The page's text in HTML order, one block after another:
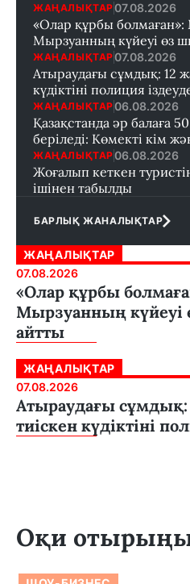
ЖАҢАЛЫҚТАР 07.08.2026
«Олар құрбы
Мырзуанның күйеуі өз
ЖАҢАЛЫҚТАР 07.08.2026
Атыраудағы сұмдық: 12
күдіктіні полиция
ЖАҢАЛЫҚТАР 06.08.2026
Қазақстанда әр балаға
беріледі: Көмекті кім
ЖАҢАЛЫҚТАР 06.08.2026
Жоғалып кеткен
ішінен табылды
БАРЛЫҚ ЖАНАЛЫҚТАР
ЖАҢАЛЫҚТАР
07.08.2026
«Олар құрбы
Мырзуанның
айтты
ЖАҢАЛЫҚТАР
07.08.2026
Атыраудағы сұмдық:
тиіскен күдіктіні
Оқи